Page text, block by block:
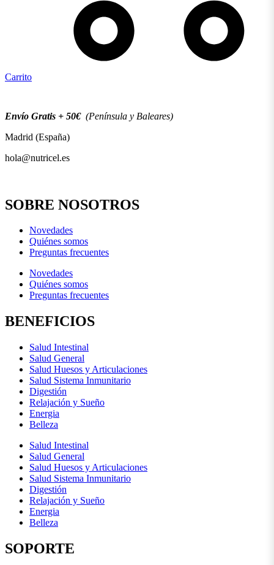
Carrito
Envío Gratis + 50€(Península y Baleares)
Madrid (España)
hola@nutricel.es
SOBRE NOSOTROS
Novedades
Quiénes somos
Preguntas frecuentes
Novedades
Quiénes somos
Preguntas frecuentes
BENEFICIOS
Salud Intestinal
Salud General
Salud Huesos y Articulaciones
Salud Sistema Inmunitario
Digestión
Relajación y Sueño
Energia
Belleza
Salud Intestinal
Salud General
Salud Huesos y Articulaciones
Salud Sistema Inmunitario
Digestión
Relajación y Sueño
Energia
Belleza
SOPORTE